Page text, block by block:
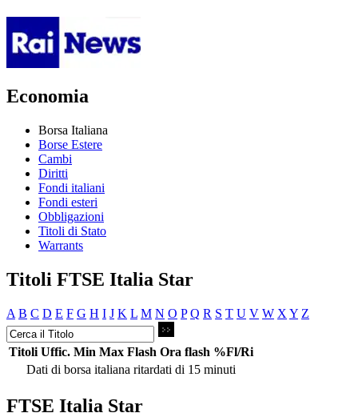
Economia
Borsa Italiana
Borse Estere
Cambi
Diritti
Fondi italiani
Fondi esteri
Obbligazioni
Titoli di Stato
Warrants
Titoli FTSE Italia Star
A B C D E F G H I J K L M N O P Q R S T U V W X Y Z
Titoli Uffic. Min Max Flash Ora flash %Fl/Ri
Dati di borsa italiana ritardati di 15 minuti
FTSE Italia Star